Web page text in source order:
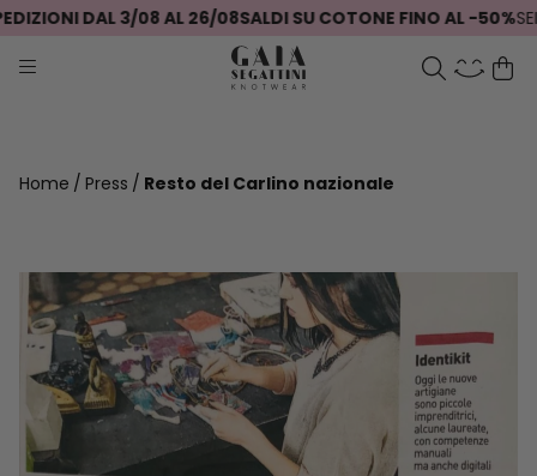
DAL 3/08 AL 26/08SALDI SU COTONE FINO AL -50%SEI
Home Press Resto del Carlino nazionale